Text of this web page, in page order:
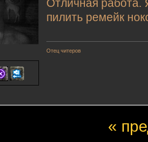
Отличная работа.
пилить ремейк
Отец читеров
«